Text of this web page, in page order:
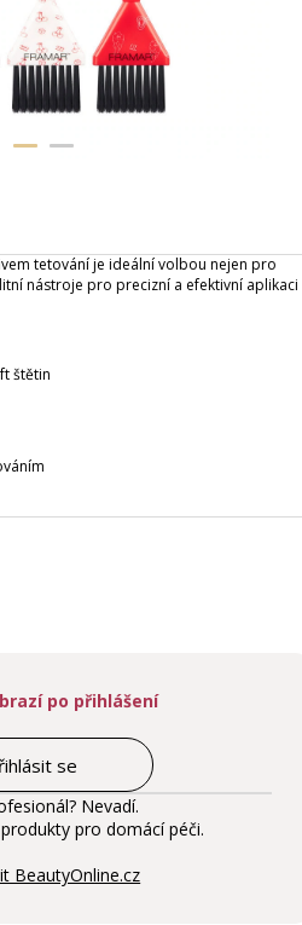
tetování je ideální volbou nejen pro
nástroje pro precizní a efektivní aplikaci
štětin
po přihlášení
se
Nevadí.
pro domácí péči.
BeautyOnline.cz